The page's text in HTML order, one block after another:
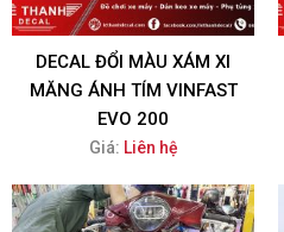
DECAL ĐỔI MÀU XÁM XI
MĂNG ÁNH TÍM VINFAST
EVO 200
Giá: Liên hệ